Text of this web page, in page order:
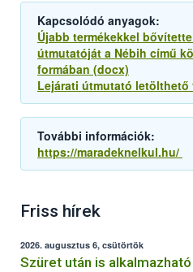
Kapcsolódó anyagok:
Újabb termékekkel
útmutatóját a Nébih című
formában (docx)
Lejárati útmutató letölthető
További információk:
https://maradeknelkul.hu/
Friss hírek
2026. augusztus 6, csütörtök
Szüret után is